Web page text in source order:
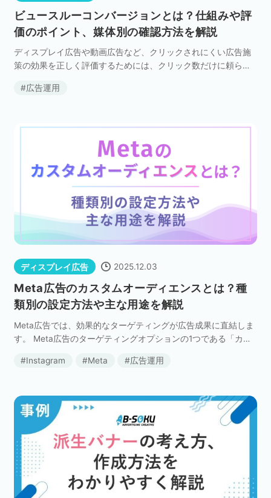
ビュースルーコンバージョンとは？仕組みや評
価のポイント、媒体別の確認方法を解説
ディスプレイ広告や動画広告など、クリックされにくい広告施
策の効果を正しく評価するためには、クリック数だけに頼らな
スルーコンバージョン」（VTC）です。 本記事では […]
広告運用
ディスプレイ広告 2025.12.03
Meta広告のカスタムオーディエンスとは？種
類別の設定方法や主な用途を解説
Meta広告では、効果的なターゲティングが広告成果に直結しま
す。 Meta広告のターゲティングオプションの1つである「カス
広告を届けられる強力な手法です。 本記事で […]
Instagram Meta 広告運用